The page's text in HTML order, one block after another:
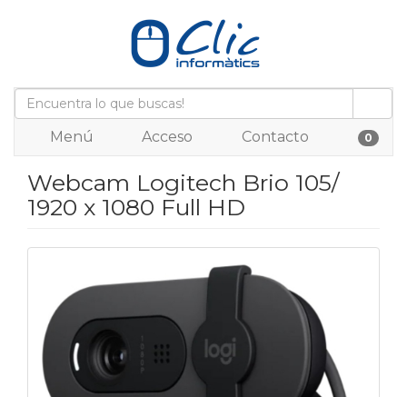
Menú Acceso Contacto 0
Webcam Logitech Brio 105/
1920 x 1080 Full HD